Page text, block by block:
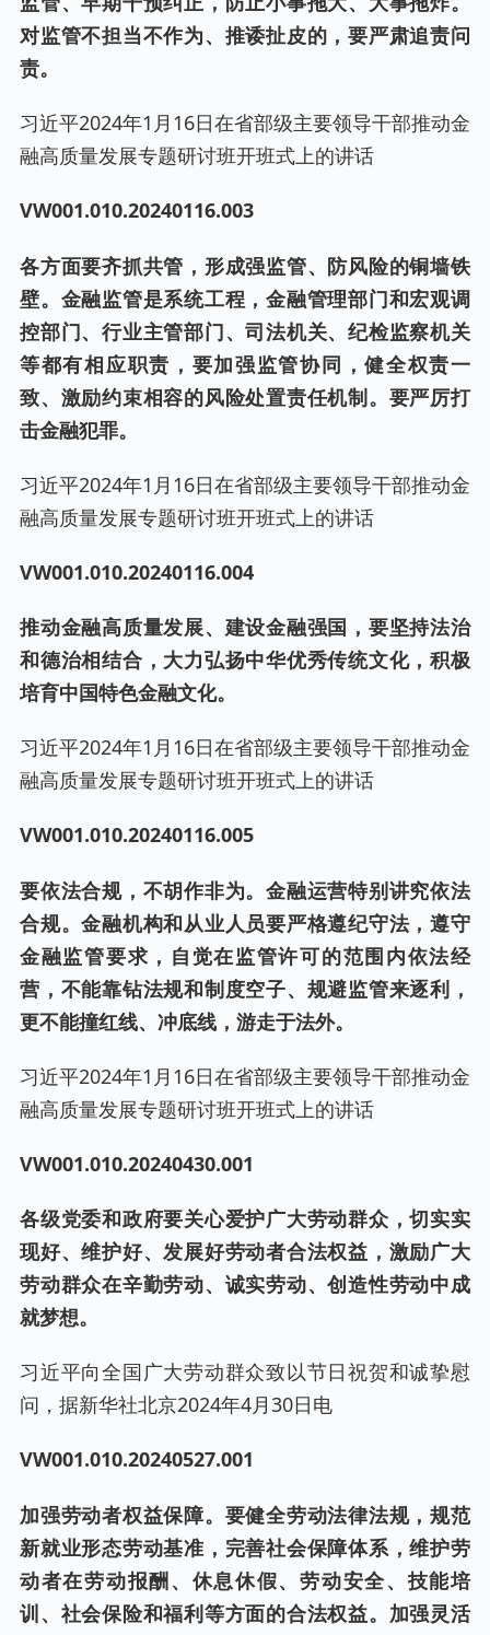
对监管不担当不作为、推诿扯皮的，要严肃追责问
责。
习近平2024年1月16日在省部级主要领导干部推动金
融高质量发展专题研讨班开班式上的讲话
VW001.010.20240116.003
各方面要齐抓共管，形成强监管、防风险的铜墙铁
壁。金融监管是系统工程，金融管理部门和宏观调
控部门、行业主管部门、司法机关、纪检监察机关
等都有相应职责，要加强监管协同，健全权责一
致、激励约束相容的风险处置责任机制。要严厉打
击金融犯罪。
习近平2024年1月16日在省部级主要领导干部推动金
融高质量发展专题研讨班开班式上的讲话
VW001.010.20240116.004
推动金融高质量发展、建设金融强国，要坚持法治
和德治相结合，大力弘扬中华优秀传统文化，积极
培育中国特色金融文化。
习近平2024年1月16日在省部级主要领导干部推动金
融高质量发展专题研讨班开班式上的讲话
VW001.010.20240116.005
要依法合规，不胡作非为。金融运营特别讲究依法
合规。金融机构和从业人员要严格遵纪守法，遵守
金融监管要求，自觉在监管许可的范围内依法经
营，不能靠钻法规和制度空子、规避监管来逐利，
更不能撞红线、冲底线，游走于法外。
习近平2024年1月16日在省部级主要领导干部推动金
融高质量发展专题研讨班开班式上的讲话
VW001.010.20240430.001
各级党委和政府要关心爱护广大劳动群众，切实实
现好、维护好、发展好劳动者合法权益，激励广大
劳动群众在辛勤劳动、诚实劳动、创造性劳动中成
就梦想。
习近平向全国广大劳动群众致以节日祝贺和诚挚慰
问，据新华社北京2024年4月30日电
VW001.010.20240527.001
加强劳动者权益保障。要健全劳动法律法规，规范
新就业形态劳动基准，完善社会保障体系，维护劳
动者在劳动报酬、休息休假、劳动安全、技能培
训、社会保险和福利等方面的合法权益。加强灵活